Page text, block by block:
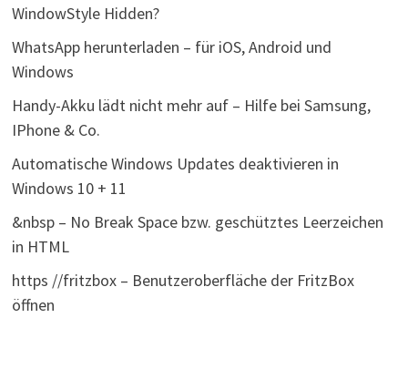
WindowStyle Hidden?
WhatsApp herunterladen – für iOS, Android und
Windows
Handy-Akku lädt nicht mehr auf – Hilfe bei Samsung,
IPhone & Co.
Automatische Windows Updates deaktivieren in
Windows 10 + 11
&nbsp – No Break Space bzw. geschütztes Leerzeichen
in HTML
https //fritzbox – Benutzeroberfläche der FritzBox
öffnen